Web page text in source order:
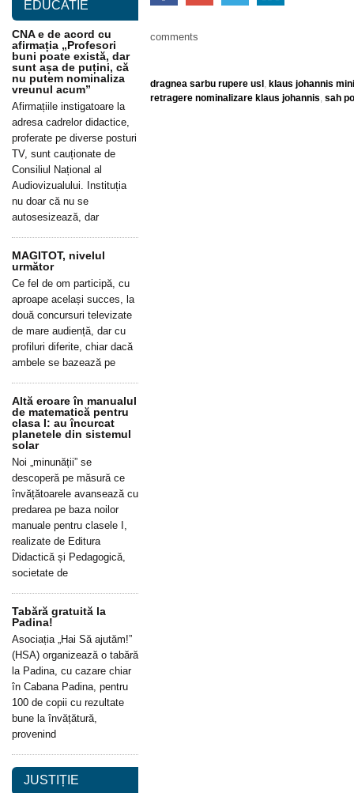
comments
dragnea sarbu rupere usl , klaus johannis
retragere nominalizare klaus johannis, sah
EDUCATIE
CNA e de acord cu
afirmația „Profesori
buni poate există, dar
sunt așa de puțini, că
nu putem nominaliza
vreunul acum”
Afirmațiile instigatoare la
adresa cadrelor didactice,
proferate pe diverse posturi
TV, sunt cauționate de
Consiliul Național al
Audiovizualului. Instituția
nu doar că nu se
autosesizează, dar
MAGITOT, nivelul
următor
Ce fel de om participă, cu
aproape același succes, la
două concursuri televizate
de mare audiență, dar cu
profiluri diferite, chiar dacă
ambele se bazează pe
Altă eroare în manualul
de matematică pentru
clasa I: au încurcat
planetele din sistemul
solar
Noi „minunății” se
descoperă pe măsură ce
învățătoarele avansează cu
predarea pe baza noilor
manuale pentru clasele I,
realizate de Editura
Didactică și Pedagogică,
societate de
Tabără gratuită la
Padina!
Asociația „Hai Să ajutăm!”
(HSA) organizează o tabără
la Padina, cu cazare chiar
în Cabana Padina, pentru
100 de copii cu rezultate
bune la învățătură,
provenind
JUSTIȚIE